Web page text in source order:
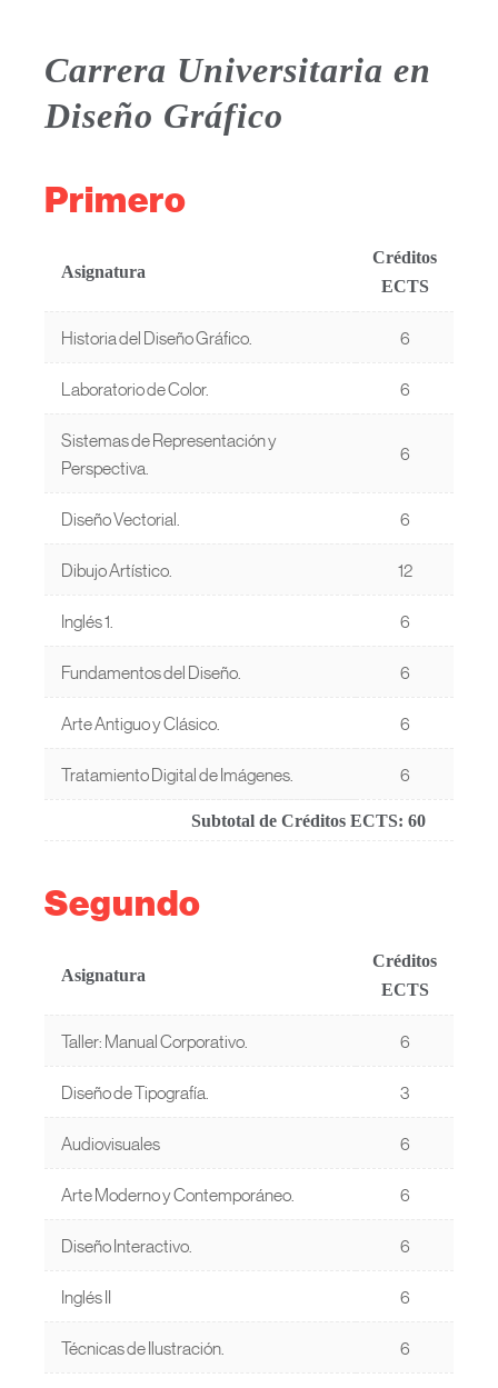
Carrera Universitaria en
Diseño Gráfico
Primero
Asignatura
Créditos
ECTS
Historia del Diseño Gráfico. 6
Laboratorio de Color. 6
Sistemas de Representación y
Perspectiva.
6
Diseño Vectorial. 6
Dibujo Artístico. 12
Inglés 1. 6
Fundamentos del Diseño. 6
Arte Antiguo y Clásico. 6
Tratamiento Digital de Imágenes. 6
Subtotal de Créditos ECTS: 60
Segundo
Asignatura
Créditos
ECTS
Taller: Manual Corporativo. 6
Diseño de Tipografía. 3
Audiovisuales 6
Arte Moderno y Contemporáneo. 6
Diseño Interactivo. 6
Inglés II 6
Técnicas de Ilustración. 6